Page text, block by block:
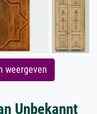
weergeven
Unbekannt